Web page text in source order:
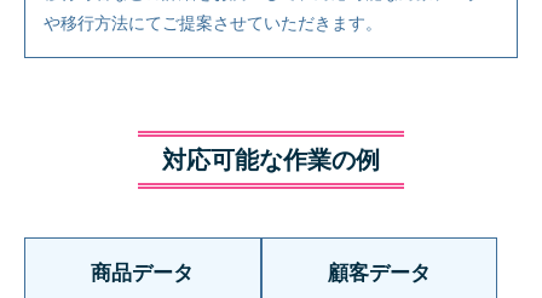
や移行方法にてご提案させていただきます。
対応可能な作業の例
商品データ 顧客データ